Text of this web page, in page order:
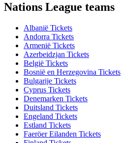
Nations League teams
Albanië Tickets
Andorra Tickets
Armenië Tickets
Azerbeidzjan Tickets
België Tickets
Bosnië en Herzegovina Tickets
Bulgarije Tickets
Cyprus Tickets
Denemarken Tickets
Duitsland Tickets
Engeland Tickets
Estland Tickets
Faeröer Eilanden Tickets